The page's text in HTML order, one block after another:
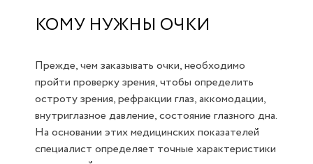
КОМУ НУЖНЫ ОЧКИ
Прежде, чем заказывать очки, необходимо
пройти проверку зрения, чтобы определить
остроту зрения, рефракции глаз, аккомодации,
внутриглазное давление, состояние глазного дна.
На основании этих медицинских показателей
специалист определяет точные характеристики